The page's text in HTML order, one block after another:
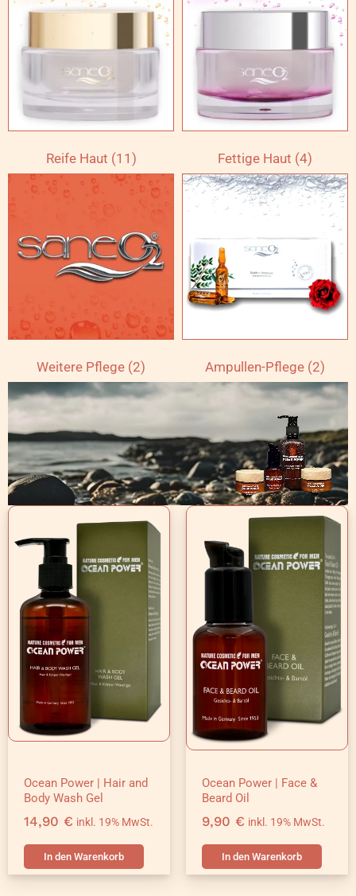
Reife Haut (11) Fettige Haut (4)
Weitere Pflege (2) Ampullen-Pflege (2)
Ocean Power | Hair and
Body Wash Gel
14,90 € inkl. 19% MwSt.
In den Warenkorb
Ocean Power | Face &
Beard Oil
9,90 € inkl. 19% MwSt.
In den Warenkorb